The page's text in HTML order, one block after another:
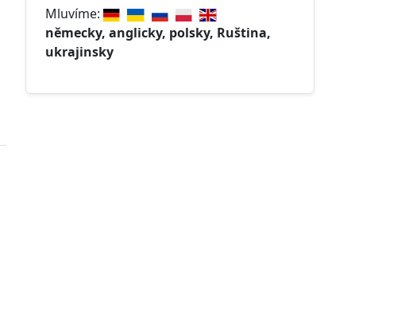
Mluvíme:
německy, anglicky, polsky, Ruština,
ukrajinsky